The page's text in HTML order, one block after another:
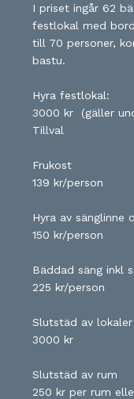
I priset ingår 62
festlokal med
till 70 personer,
bastu.
Hyra festlokal:
3000 kr (gäller
Tillval
Frukost
139 kr/person
Hyra av sänglinne
150 kr/person
Bäddad säng inkl
225 kr/person
Slutstäd av lokaler
3000 kr
Slutstäd av rum
250 kr per rum